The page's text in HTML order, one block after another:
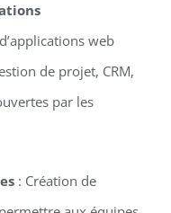
web
de projet, CRM,
par les
: Création de